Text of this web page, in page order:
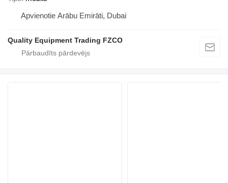
Apvienotie Arābu Emirāti, Dubai
Quality Equipment Trading FZCO